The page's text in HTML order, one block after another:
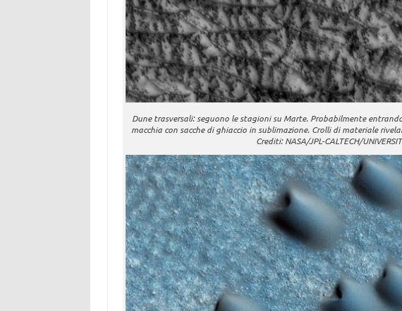
Dune trasversali: seguono le stagioni su Marte. Probabilmente
macchia con sacche di ghiaccio in sublimazione. Crolli di materiale
Crediti: NASA/JPL-CALTECH/